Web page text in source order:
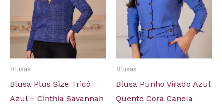
Blusas
Blusa Plus Size Tricô
Azul – Cinthia Savannah
Blusas
Blusa Punho Virado Azul
Quente Cora Canela